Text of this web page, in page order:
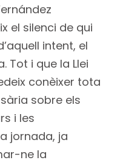
el silenci de qui
intent, el
Tot i que la Llei
conèixer tota
sobre els
i les
jornada, ja
ne la